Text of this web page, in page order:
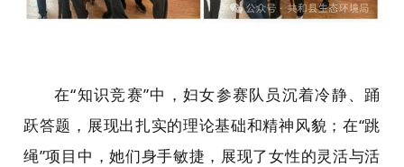
在“知识竞赛”中，妇女参赛队员沉着冷静、踊
跃答题，展现出扎实的理论基础和精神风貌；在“跳
绳”项目中，她们身手敏捷，展现了女性的灵活与活